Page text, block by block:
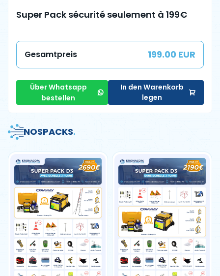
Super Pack sécurité seulement à 199€
Gesamtpreis 199.00 EUR
Über Whatsapp
bestellen
In den Warenkorb
legen
NOSPACKS.